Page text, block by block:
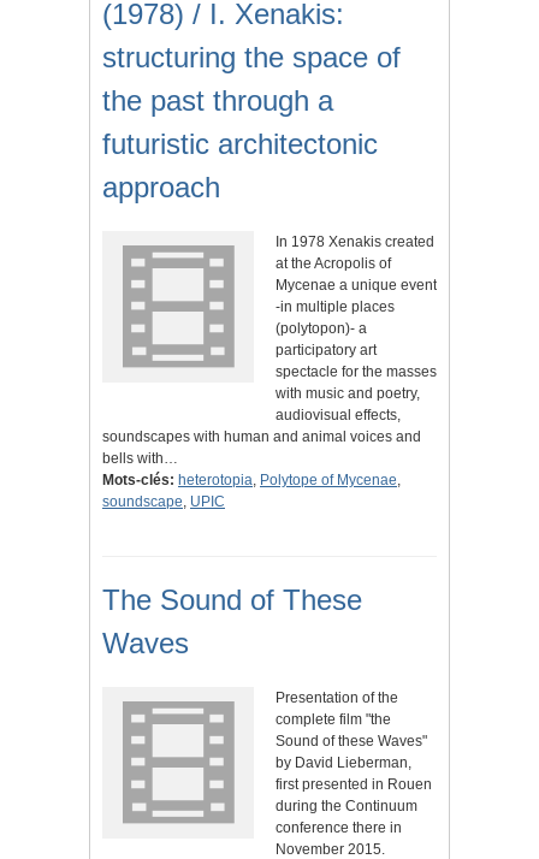
(1978) / I. Xenakis:
structuring the space of
the past through a
futuristic architectonic
approach
In 1978 Xenakis created
at the Acropolis of
Mycenae a unique event
-in multiple places
(polytopon)- a
participatory art
spectacle for the masses
with music and poetry,
audiovisual effects,
soundscapes with human and animal voices and
bells with…
Mots-clés: heterotopia, Polytope of Mycenae,
soundscape, UPIC
The Sound of These
Waves
Presentation of the
complete film "the
Sound of these Waves"
by David Lieberman,
first presented in Rouen
during the Continuum
conference there in
November 2015.